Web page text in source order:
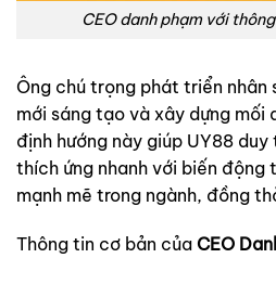
CEO danh phạm với
Ông chú trọng phát triển nhân
mới sáng tạo và xây dựng mối
định hướng này giúp UY88
thích ứng nhanh với biến động
mạnh mẽ trong ngành, đồng
Thông tin cơ bản của CEO